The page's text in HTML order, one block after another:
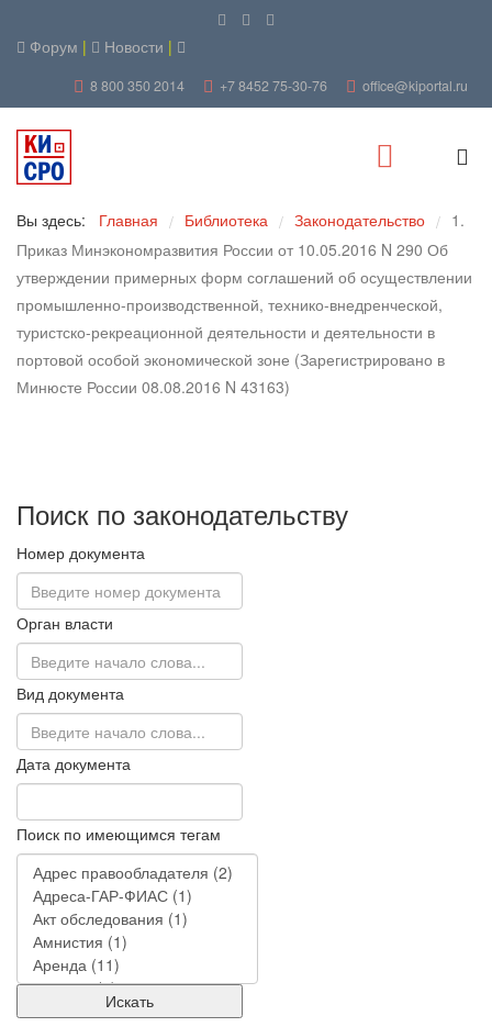
Форум | Новости |
8 800 350 2014 +7 8452 75-30-76 office@kiportal.ru
Вы здесь: Главная / Библиотека / Законодательство / 1.
Приказ Минэкономразвития России от 10.05.2016 N 290 Об
утверждении примерных форм соглашений об осуществлении
промышленно-производственной, технико-внедренческой,
туристско-рекреационной деятельности и деятельности в
портовой особой экономической зоне (Зарегистрировано в
Минюсте России 08.08.2016 N 43163)
Поиск по законодательству
Номер документа
Орган власти
Вид документа
Дата документа
Поиск по имеющимся тегам